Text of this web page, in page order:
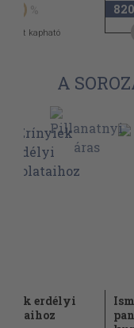
50
pont kapható
820
A
erdélyi